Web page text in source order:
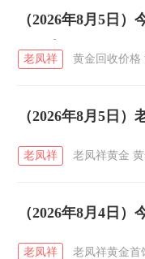
（2026年8月5日
钱一克
老凤祥 黄金回收价格
（2026年8月5日
老凤祥 老凤祥黄金
（2026年8月4日
老凤祥 老凤祥黄金首